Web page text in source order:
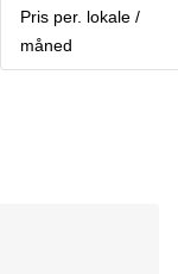
Pris per. lokale /
måned